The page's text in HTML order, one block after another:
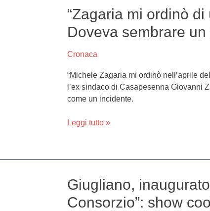
“Zagaria mi ordinò
Doveva sembrare un
Cronaca
“Michele Zagaria mi ordinò nell’aprile
l’ex sindaco di Casapesenna Giovanni
come un incidente.
“Zagaria
ordinò
uccidere
il
sindaco.
un
incidente”
Leggi tutto »
Giugliano,
Consorzio”: show
Giugliano,
inaugurato
“Bistrot